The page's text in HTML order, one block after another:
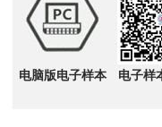
电脑版电子样本 电子样